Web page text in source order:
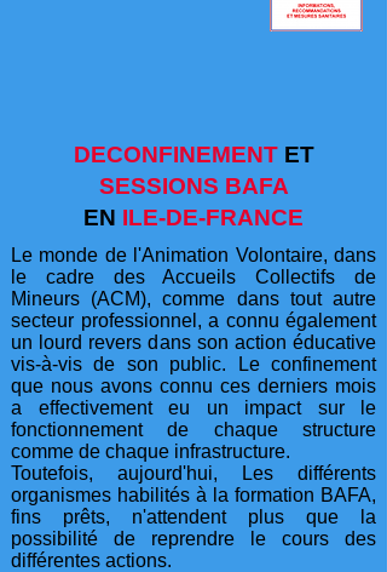
DECONFINEMENT ET
SESSIONS BAFA
EN ILE-DE-FRANCE
Le monde de l'Animation Volontaire, dans
le cadre des Accueils Collectifs de
Mineurs (ACM), comme dans tout autre
secteur professionnel, a connu également
un lourd revers dans son action éducative
vis-à-vis de son public. Le confinement
que nous avons connu ces derniers mois
a effectivement eu un impact sur le
fonctionnement de chaque structure
comme de chaque infrastructure.
Toutefois, aujourd'hui, Les différents
organismes habilités à la formation BAFA,
fins prêts, n'attendent plus que la
possibilité de reprendre le cours des
différentes actions.